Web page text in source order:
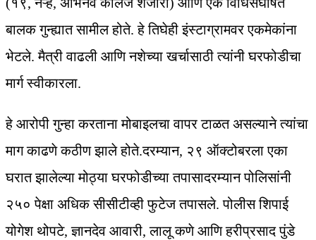
बालक गुन्ह्यात सामील होते. हे तिघेही इंस्टाग्रामवर एकमेकांना
भेटले. मैत्री वाढली आणि नशेच्या खर्चासाठी त्यांनी घरफोडीचा
मार्ग स्वीकारला.
हे आरोपी गुन्हा करताना मोबाइलचा वापर टाळत असल्याने त्यांचा
माग काढणे कठीण झाले होते.दरम्यान, २९ ऑक्टोबरला एका
घरात झालेल्या मोठ्या घरफोडीच्या तपासादरम्यान पोलिसांनी
२५० पेक्षा अधिक सीसीटीव्ही फुटेज तपासले. पोलीस शिपाई
योगेश थोपटे, ज्ञानदेव आवारी, लालू कणे आणि हरीप्रसाद पुंडे